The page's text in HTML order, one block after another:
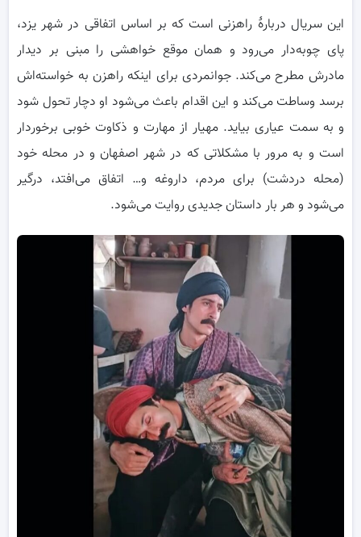
این سریال دربارهٔ راهزنی است که بر اساس اتفاقی در شهر یزد،
پای چوبه‌دار می‌رود و همان موقع خواهشی را مبنی بر دیدار
مادرش مطرح می‌کند. جوانمردی برای اینکه راهزن به خواسته‌اش
برسد وساطت می‌کند و این اقدام باعث می‌شود او دچار تحول شود
و به سمت عیاری بیاید. مهیار از مهارت و ذکاوت خوبی برخوردار
است و به مرور با مشکلاتی که در شهر اصفهان و در محله خود
(محله دردشت) برای مردم، داروغه و… اتفاق می‌افتد، درگیر
می‌شود و هر بار داستان جدیدی روایت می‌شود.